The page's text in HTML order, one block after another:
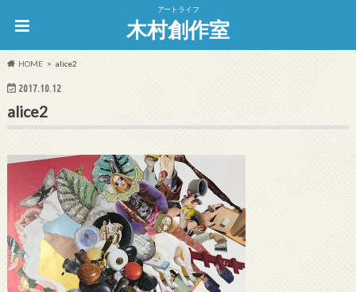
アートライフ
木村創作室
HOME alice2
2017.10.12
alice2